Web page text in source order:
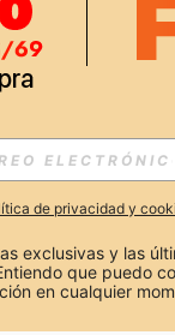
PROMOCIONES Y
de privacidad y
exclusivas y las
que puedo
en cualquier